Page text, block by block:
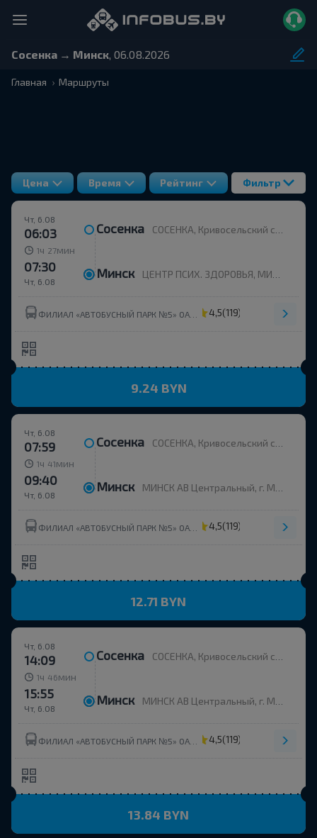
Сосенка → Минск, 06.08.2026
Главная Маршруты
Цена Время Рейтинг Фильтр
Чт, 6.08
06:03 Сосенка СОСЕНКА, Кривосельский с/с Вилейский р-н МИНСКАЯ ОБЛ. Беларусь
1ч 27 мин
Чт, 6.08
07:30 Минск ЦЕНТР ПСИХ. ЗДОРОВЬЯ, МИНСК Беларусь
4,5(119)
9.24 BYN
Чт, 6.08
07:59 Сосенка СОСЕНКА, Кривосельский с/с Вилейский р-н МИНСКАЯ ОБЛ. Беларусь
1ч 41 мин
Чт, 6.08
09:40 Минск МИНСК АВ Центральный, г. Минск, ул. Бобруйская, 6
4,5(119)
12.71 BYN
Чт, 6.08
14:09 Сосенка СОСЕНКА, Кривосельский с/с Вилейский р-н МИНСКАЯ ОБЛ. Беларусь
1ч 46 мин
Чт, 6.08
15:55 Минск МИНСК АВ Центральный, г. Минск, ул. Бобруйская, 6
4,5(119)
13.84 BYN